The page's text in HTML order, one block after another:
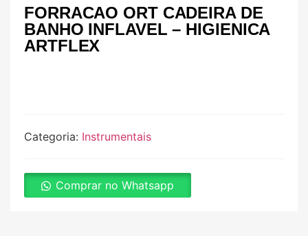
FORRACAO ORT CADEIRA DE
BANHO INFLAVEL – HIGIENICA
ARTFLEX
Categoria: Instrumentais
Comprar no Whatsapp